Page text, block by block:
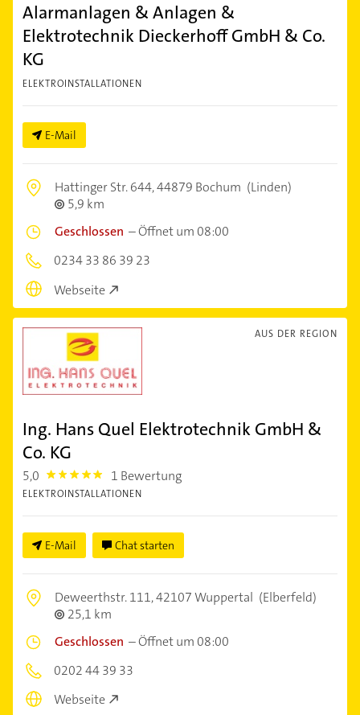
Alarmanlagen & Anlagen &
Elektrotechnik Dieckerhoff GmbH & Co.
KG
ELEKTROINSTALLATIONEN
E-Mail
Hattinger Str. 644,44879 Bochum (Linden)
5,9 km
Geschlossen –Öffnet um 08:00
0234 33 86 39 23
Webseite
AUS DER REGION
Ing. Hans Quel Elektrotechnik GmbH &
Co. KG
5,0 5.0 1 Bewertung
ELEKTROINSTALLATIONEN
E-Mail Chat starten
Deweerthstr. 111,42107 Wuppertal (Elberfeld)
25,1 km
Geschlossen –Öffnet um 08:00
0202 44 39 33
Webseite